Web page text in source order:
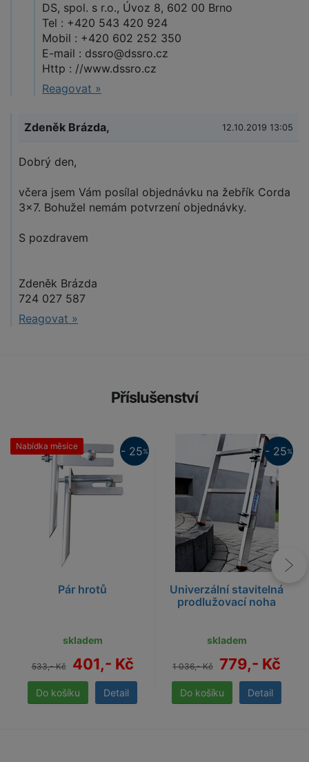
DS, spol. s r.o., Úvoz 8, 602 00 Brno
Tel : +420 543 420 924
Mobil : +420 602 252 350
E-mail : dssro@dssro.cz
Http : //www.dssro.cz
Reagovat »
Zdeněk Brázda, 12.10.2019 13:05
Dobrý den,
včera jsem Vám posílal objednávku na žebřík Corda
3x7. Bohužel nemám potvrzení objednávky.
S pozdravem
Zdeněk Brázda
724 027 587
Reagovat »
Příslušenství
Pár hrotů
Nabídka měsíce
skladem
533,- Kč 401,- Kč
Detail
- 25%
Univerzální stavitelná
prodlužovací noha
skladem
1 036,- Kč 779,- Kč
Detail
- 25%